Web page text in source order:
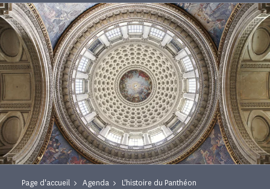
Page d'accueil Agenda L'histoire du Panthéon